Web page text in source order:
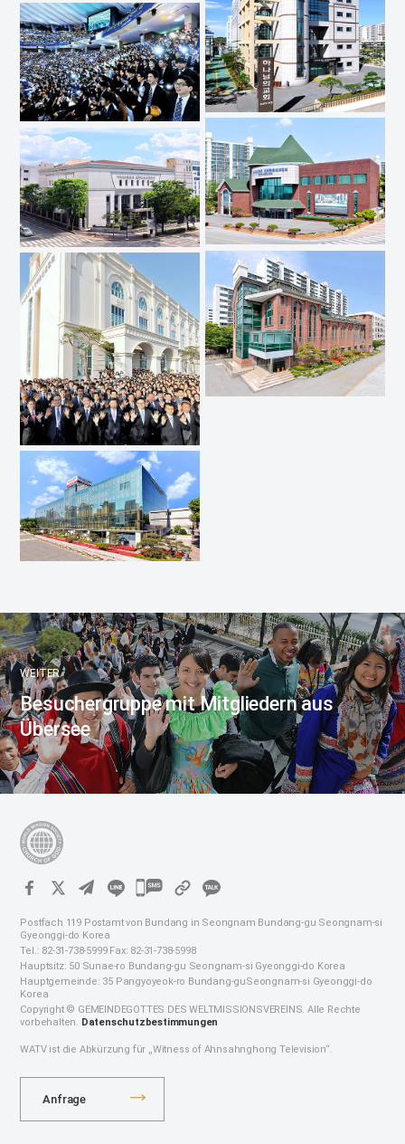
WEITER
Besuchergruppe mit Mitgliedern aus
Übersee
카
오
공
하
Postfach 119 Postamt von Bundang in Seongnam Bundang-gu Seongnam-si
Gyeonggi-do Korea
Tel.: 82-31-738-5999 Fax: 82-31-738-5998
Hauptsitz: 50 Sunae-ro Bundang-gu Seongnam-si Gyeonggi-do Korea
Hauptgemeinde: 35 Pangyoyeok-ro Bundang-guSeongnam-si Gyeonggi-do
Korea
Copyright © GEMEINDEGOTTES DES WELTMISSIONSVEREINS. Alle Rechte
vorbehalten. Datenschutzbestimmungen
WATV ist die Abkürzung für „Witness of Ahnsahnghong Television“.
Anfrage